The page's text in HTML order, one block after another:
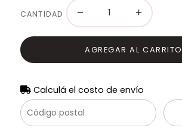
CANTIDAD − +
AGREGAR AL CARRITO
Calculá el costo de envío